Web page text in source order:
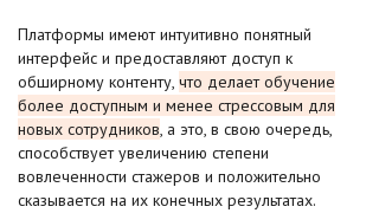
Платформы имеют интуитивно понятный
интерфейс и предоставляют доступ к
обширному контенту, что делает обучение
более доступным и менее стрессовым для
новых сотрудников, а это, в свою очередь,
способствует увеличению степени
вовлеченности стажеров и положительно
сказывается на их конечных результатах.